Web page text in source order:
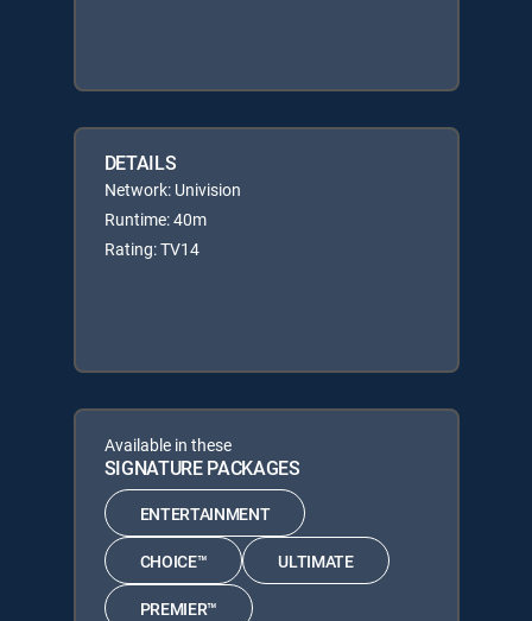
DETAILS
Network: Univision
Runtime: 40m
Rating: TV14
Available in these
SIGNATURE PACKAGES
ENTERTAINMENT
CHOICE™ ULTIMATE
PREMIER™